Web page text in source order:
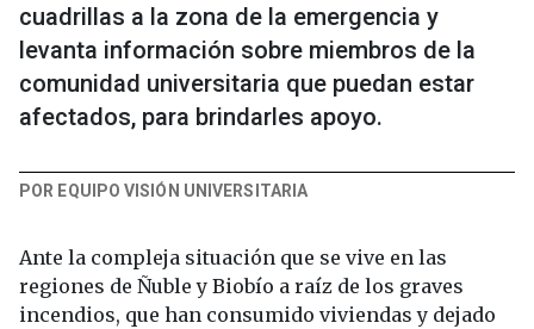
cuadrillas a la zona de la emergencia y
levanta información sobre miembros de la
comunidad universitaria que puedan estar
afectados, para brindarles apoyo.
POR EQUIPO VISIÓN UNIVERSITARIA
Ante la compleja situación que se vive en las
regiones de Ñuble y Biobío a raíz de los graves
incendios, que han consumido viviendas y dejado